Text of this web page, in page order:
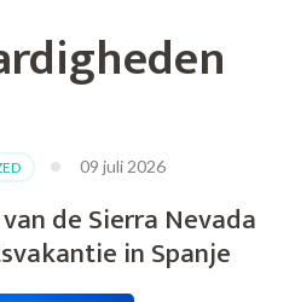
09 juli 2026
de Sierra Nevada
in Spanje